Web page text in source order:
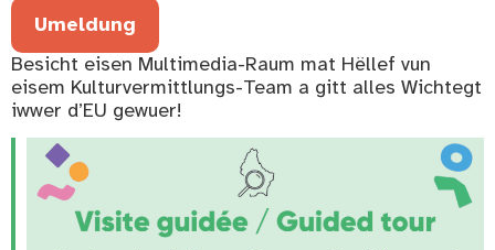
Umeldung
Besicht eisen Multimedia-Raum mat Hëllef vun
eisem Kulturvermittlungs-Team a gitt alles Wichtegt
iwwer d’EU gewuer!